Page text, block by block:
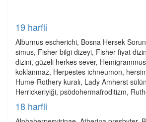
19 harfli
Alburnus escherichi, Bosna Hersek
simus, Fisher bilgi dizeyi, Fisher fiyat
dizini, güzeli herkes sever,
koklanmaz, Herpestes ichneumon,
Hume-Rothery kuralı, Lady Amherst
Herrickeriyiği, psödohermafroditizm,
18 harfli